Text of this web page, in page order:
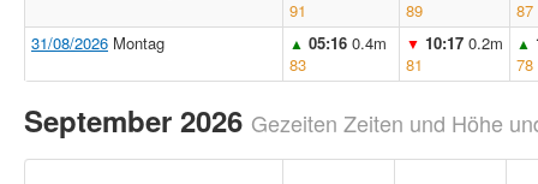
91
89
87
31/08/2026 Montag ▲ 05:16 0.4m
83
▼ 10:17 0.2m
81
▲
78
September 2026 Gezeiten Zeiten und Höhe